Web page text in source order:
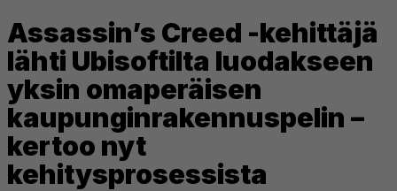
Assassin’s Creed -kehittäjä
lähti Ubisoftilta luodakseen
yksin omaperäisen
kaupunginrakennuspelin –
kertoo nyt
kehitysprosessista